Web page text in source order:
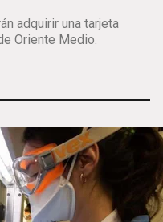
adquirir una tarjeta
Oriente Medio.